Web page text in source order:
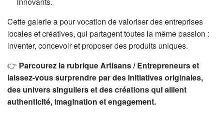
Cette galerie a pour vocation de valoriser des entreprises
locales et créatives, qui partagent toutes la même passion :
inventer, concevoir et proposer des produits uniques.
👉 Parcourez la rubrique Artisans / Entrepreneurs et
laissez-vous surprendre par des initiatives originales,
des univers singuliers et des créations qui allient
authenticité, imagination et engagement.